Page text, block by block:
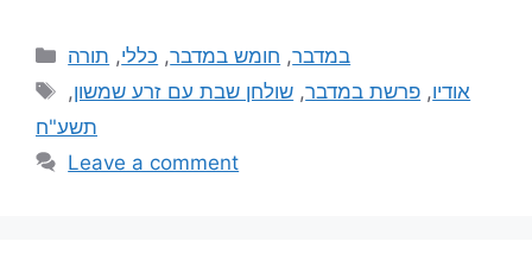
במדבר, חומש במדבר, כללי, תורה
אודיו, פרשת במדבר, שולחן שבת עם זרע שמשון,
תשע"ח
Leave a comment